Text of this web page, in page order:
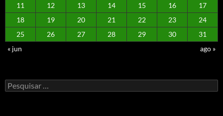
11
12 13 14 15 16
17
18
19 20 21 22 23
24
25
26 27 28 29 30
31
« jun
ago »
Pesquisar
por: